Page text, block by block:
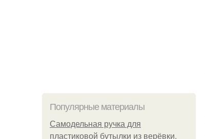
Популярные материалы
Самодельная ручка для
пластиковой бутылки из верёвки.